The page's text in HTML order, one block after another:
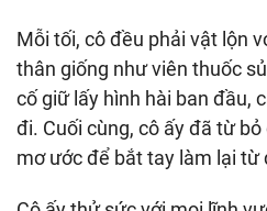
Mỗi tối, cô đều phải vật lộn
thân giống như viên thuốc
cố giữ lấy hình hài ban đầu,
đi. Cuối cùng, cô ấy đã từ
mơ ước để bắt tay làm lại từ